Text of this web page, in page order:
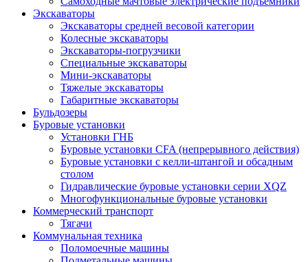
Экскаваторы
Экскаваторы средней весовой категории
Колесные экскаваторы
Экскаваторы-погрузчики
Специальные экскаваторы
Мини-экскаваторы
Тяжелые экскаваторы
Габаритные экскаваторы
Бульдозеры
Буровые установки
Установки ГНБ
Буровые установки CFA (непрерывного действия)
Буровые установки с келли-штангой и обсадным
столом
Гидравлические буровые установки серии XQZ
Многофункциональные буровые установки
Коммерческий транспорт
Тягачи
Коммунальная техника
Поломоечные машины